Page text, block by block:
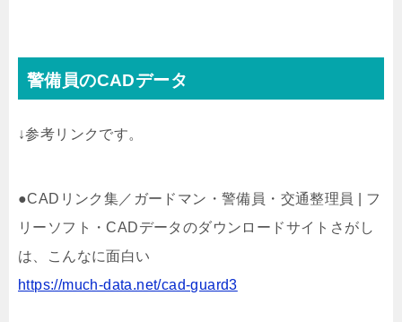
警備員のCADデータ
↓参考リンクです。
●CADリンク集／ガードマン・警備員・交通整理員 | フ
リーソフト・CADデータのダウンロードサイトさがし
は、こんなに面白い
https://much-data.net/cad-guard3